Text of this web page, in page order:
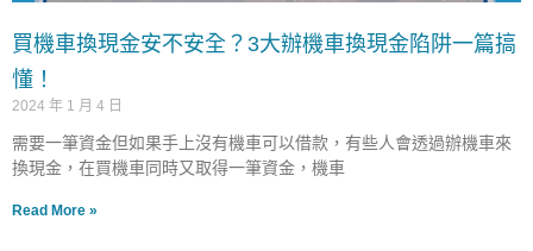
買機車換現金安不安全？3大辦機車換現金陷阱一篇搞
懂！
2024 年 1 月 4 日
需要一筆資金但如果手上沒有機車可以借款，有些人會透過辦機車來
換現金，在買機車同時又取得一筆資金，機車
Read More »